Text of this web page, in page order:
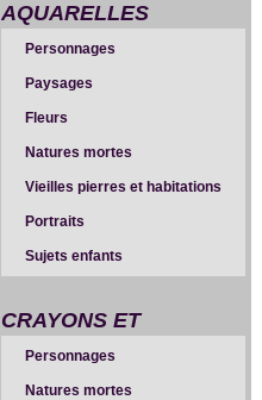
AQUARELLES
Personnages
Paysages
Fleurs
Natures mortes
Vieilles pierres et habitations
Portraits
Sujets enfants
CRAYONS ET
SANGUINES
Personnages
Natures mortes